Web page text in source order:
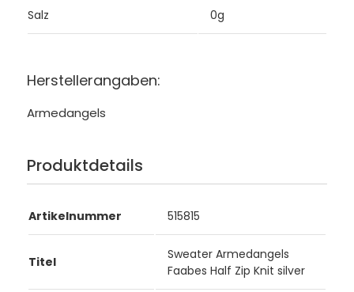
Salz 0g
Herstellerangaben:
Armedangels
Produktdetails
Artikelnummer 515815
Titel
Sweater Armedangels
Faabes Half Zip Knit silver